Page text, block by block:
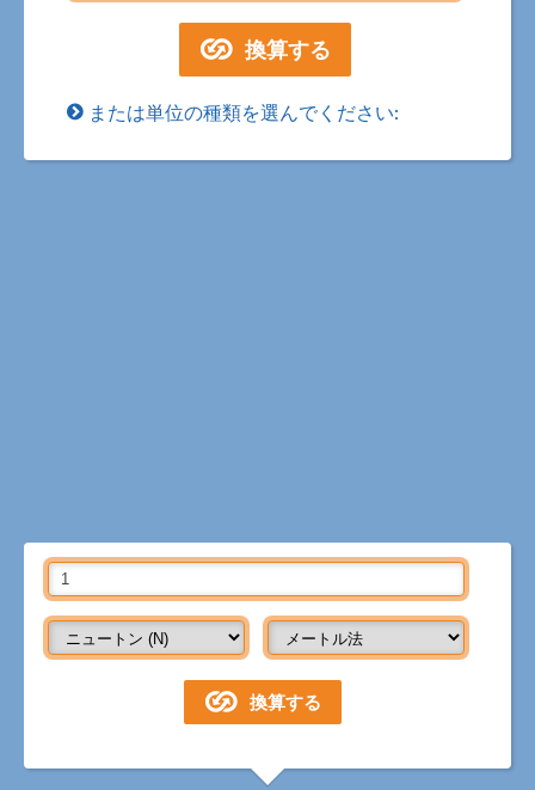
または単位の種類を選んでください: